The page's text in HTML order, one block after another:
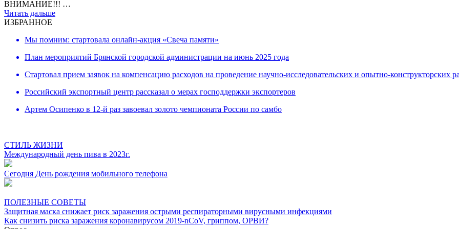
ВНИМАНИЕ!!! …
Читать дальше
ИЗБРАННОЕ
Мы помним: стартовала онлайн-акция «Свеча памяти»
План мероприятий Брянской городской администрации на июнь 2025 года
Cтартовал прием заявок на компенсацию расходов на проведение научно-исследовательских и опытно-конструкторских
Российский экспортный центр рассказал о мерах господдержки экспортеров
Артем Осипенко в 12-й раз завоевал золото чемпионата России по самбо
СТИЛЬ ЖИЗНИ
Международный день пива в 2023г.
Сегодня День рождения мобильного телефона
ПОЛЕЗНЫЕ СОВЕТЫ
Защитная маска снижает риск заражения острыми респираторными вирусными инфекциями
Как снизить риска заражения коронавирусом 2019-nCoV, гриппом, ОРВИ?